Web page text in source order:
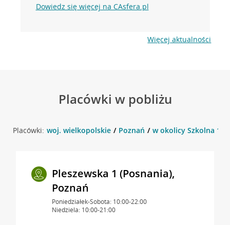
Dowiedz się więcej na CAsfera.pl
Więcej aktualności
Placówki w pobliżu
Placówki: woj. wielkopolskie Poznań w okolicy Szkolna 13,
Pleszewska 1 (Posnania),
Poznań
Poniedziałek-Sobota: 10:00-22:00
Niedziela: 10:00-21:00